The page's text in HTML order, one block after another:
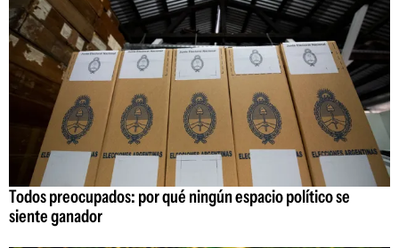
Todos preocupados: por qué ningún espacio político se
siente ganador